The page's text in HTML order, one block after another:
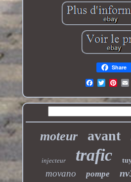
Share
moteur avant
injecteur trafic
movano pompe